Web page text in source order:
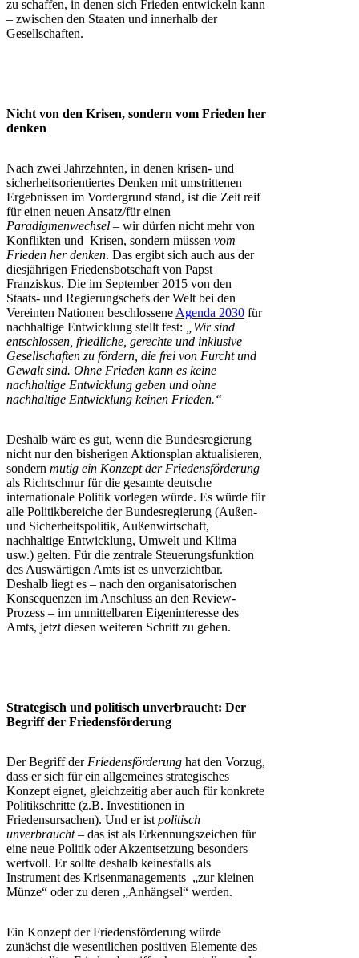
zu schaffen, in denen sich Frieden entwickeln kann
– zwischen den Staaten und innerhalb der
Gesellschaften.
Nicht von den Krisen, sondern vom Frieden her
denken
Nach zwei Jahrzehnten, in denen krisen- und
sicherheitsorientiertes Denken mit umstrittenen
Ergebnissen im Vordergrund stand, ist die Zeit reif
für einen neuen Ansatz/für einen
Paradigmenwechsel – wir dürfen nicht mehr von
Konflikten und Krisen, sondern müssen vom
Frieden her denken. Das ergibt sich auch aus der
diesjährigen Friedensbotschaft von Papst
Franziskus. Die im September 2015 von den
Staats- und Regierungschefs der Welt bei den
Vereinten Nationen beschlosseneAgenda 2030 für
nachhaltige Entwicklung stellt fest: „Wir sind
entschlossen, friedliche, gerechte und inklusive
Gesellschaften zu fördern, die frei von Furcht und
Gewalt sind. Ohne Frieden kann es keine
nachhaltige Entwicklung geben und ohne
nachhaltige Entwicklung keinen Frieden.“
Deshalb wäre es gut, wenn die Bundesregierung
nicht nur den bisherigen Aktionsplan aktualisieren,
sondern mutig ein Konzept der Friedensförderung
als Richtschnur für die gesamte deutsche
internationale Politik vorlegen würde. Es würde für
alle Politikbereiche der Bundesregierung (Außen-
und Sicherheitspolitik, Außenwirtschaft,
nachhaltige Entwicklung, Umwelt und Klima
usw.) gelten. Für die zentrale Steuerungsfunktion
des Auswärtigen Amts ist es unverzichtbar.
Deshalb liegt es – nach den organisatorischen
Konsequenzen im Anschluss an den Review-
Prozess – im unmittelbaren Eigeninteresse des
Amts, jetzt diesen weiteren Schritt zu gehen.
Strategisch und politisch unverbraucht: Der
Begriff der Friedensförderung
Der Begriff derFriedensförderung hat den Vorzug,
dass er sich für ein allgemeines strategisches
Konzept eignet, gleichzeitig aber auch für konkrete
Politikschritte (z.B. Investitionen in
Friedensursachen). Und er istpolitisch
unverbraucht– das ist als Erkennungszeichen für
eine neue Politik oder Akzentsetzung besonders
wertvoll. Er sollte deshalb keinesfalls als
Instrument des Krisenmanagements „zur kleinen
Münze“ oder zu deren „Anhängsel“ werden.
Ein Konzept der Friedensförderung würde
zunächst die wesentlichen positiven Elemente des